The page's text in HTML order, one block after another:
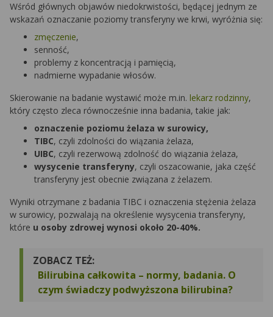
Wśród głównych objawów niedokrwistości, będącej jednym ze
wskazań oznaczanie poziomy transferyny we krwi, wyróżnia się:
zmęczenie,
senność,
problemy z koncentracją i pamięcią,
nadmierne wypadanie włosów.
Skierowanie na badanie wystawić może m.in. lekarz rodzinny,
który często zleca równocześnie inna badania, takie jak:
oznaczenie poziomu żelaza w surowicy,
TIBC, czyli zdolności do wiązania żelaza,
UIBC, czyli rezerwową zdolność do wiązania żelaza,
wysycenie transferyny, czyli oszacowanie, jaka część
transferyny jest obecnie związana z żelazem.
Wyniki otrzymane z badania TIBC i oznaczenia stężenia żelaza
w surowicy, pozwalają na określenie wysycenia transferyny,
które u osoby zdrowej wynosi około 20-40%.
ZOBACZ TEŻ:
Bilirubina całkowita – normy, badania. O
czym świadczy podwyższona bilirubina?